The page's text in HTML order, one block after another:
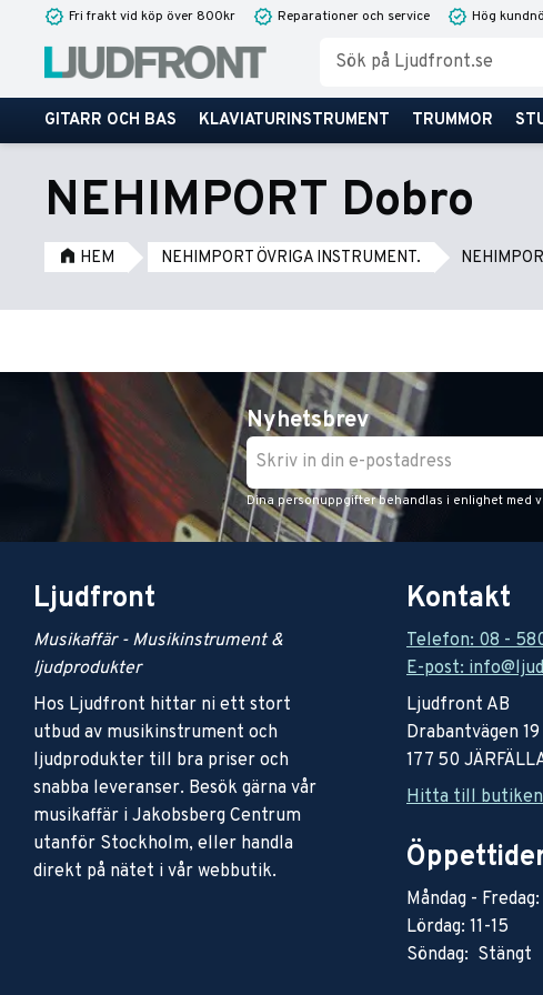
Fri frakt vid köp över 800kr Reparationer och service Hög
GITARR OCH BAS KLAVIATURINSTRUMENT TRUMMOR
NEHIMPORT Dobro
HEM NEHIMPORT ÖVRIGA INSTRUMENT.
Nyhetsbrev
Dina personuppgifter behandlas i enlighet med
Ljudfront
Musikaffär - Musikinstrument &
ljudprodukter
Hos Ljudfront hittar ni ett stort
utbud av musikinstrument och
ljudprodukter till bra priser och
snabba leveranser. Besök gärna vår
musikaffär i Jakobsberg Centrum
utanför Stockholm, eller handla
direkt på nätet i vår webbutik.
Kontakt
Telefon: 08 -
E-post:
Ljudfront AB
Drabantvägen 19
177 50
Hitta till butiken
Måndag - Fredag:
Lördag: 11-15
Söndag: Stängt